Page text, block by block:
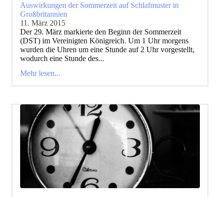
Auswirkungen der Sommerzeit auf Schlafmuster in
Großbritannien
11. März 2015
Der 29. März markierte den Beginn der Sommerzeit
(DST) im Vereinigten Königreich. Um 1 Uhr morgens
wurden die Uhren um eine Stunde auf 2 Uhr vorgestellt,
wodurch eine Stunde des...
Mehr lesen...